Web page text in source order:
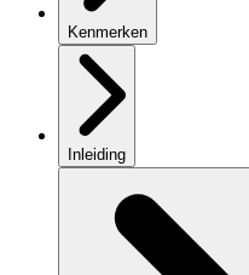
Kenmerken
Inleiding